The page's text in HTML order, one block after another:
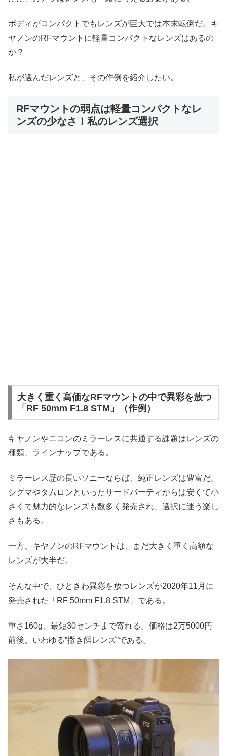
ボディがコンパクトでもレンズが巨大では本末転倒だ。キ
ヤノンのRFマウントに軽量コンパクトなレンズはあるの
か？
私が選んだレンズと、その作例を紹介したい。
RFマウントの弱点は軽量コンパクトなレ
ンズの少なさ！私のレンズ選択
大きく重く高価なRFマウントの中で異彩を放つ
「RF 50mm F1.8 STM」（作例）
キヤノンやニコンのミラーレスに共通する課題はレンズの
種類、ラインナップである。
ミラーレス歴の長いソニーならば、純正レンズは豊富だ。
シグマやタムロンといったサードパーティからは安くて小
さくて魅力的なレンズも数多く発売され、選択に迷う楽し
さもある。
一方、キヤノンのRFマウントは、まだ大きく重く高額な
レンズが大半だ。
そんな中で、ひときわ異彩を放つレンズが2020年11月に
発売された「RF 50mm F1.8 STM」である。
重さ160g、最短30センチまで寄れる。価格は2万5000円
前後。いわゆる”撒き餌レンズ”である。